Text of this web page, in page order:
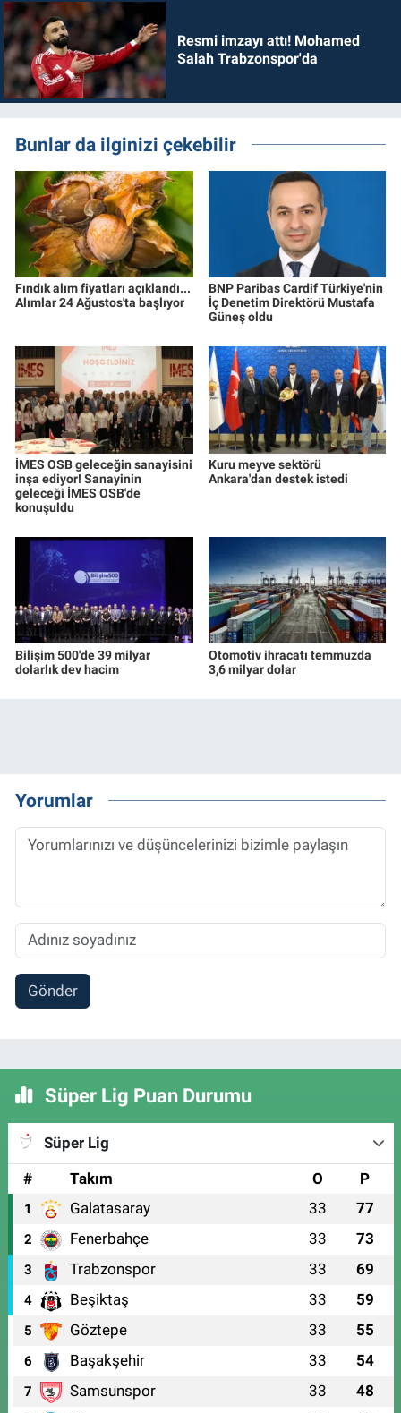
Resmi imzayı attı! Mohamed
Salah Trabzonspor'da
Bunlar da ilginizi çekebilir
Fındık alım fiyatları açıklandı...
Alımlar 24 Ağustos'ta başlıyor
BNP Paribas Cardif Türkiye'nin
İç Denetim Direktörü Mustafa
Güneş oldu
İMES OSB geleceğin sanayisini
inşa ediyor! Sanayinin
geleceği İMES OSB'de
konuşuldu
Kuru meyve sektörü
Ankara'dan destek istedi
Bilişim 500'de 39 milyar
dolarlık dev hacim
Otomotiv ihracatı temmuzda
3,6 milyar dolar
Yorumlar
Gönder
Süper Lig Puan Durumu
Süper Lig
#
Takım O P
1 Galatasaray 33 77
2 Fenerbahçe 33 73
3 Trabzonspor 33 69
4 Beşiktaş 33 59
5 Göztepe 33 55
6 Başakşehir 33 54
7 Samsunspor 33 48